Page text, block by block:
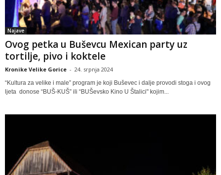
Najave
Ovog petka u Buševcu Mexican party uz
tortilje, pivo i koktele
Kronike Velike Gorice - 24. srpnja 2024
“Kultura za velike i male” program je koji Buševec i dalje provodi stoga i ovog
ljeta donose “BUŠ-KUŠ” ili “BUŠevsko Kino U Štalici" kojim...